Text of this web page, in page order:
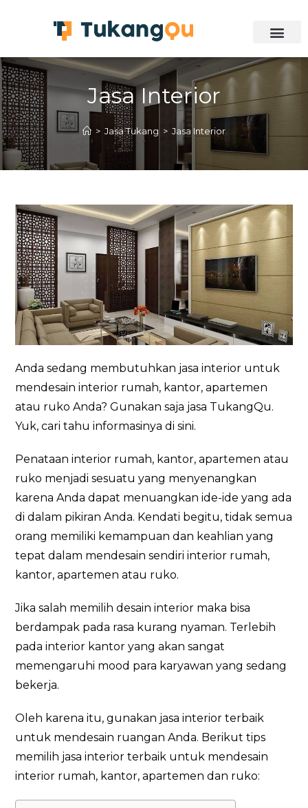
Jasa Interior
> Jasa Tukang > Jasa Interior
Anda sedang membutuhkan jasa interior untuk
mendesain interior rumah, kantor, apartemen
atau ruko Anda? Gunakan saja jasa TukangQu.
Yuk, cari tahu informasinya di sini.
Penataan interior rumah, kantor, apartemen atau
ruko menjadi sesuatu yang menyenangkan
karena Anda dapat menuangkan ide-ide yang ada
di dalam pikiran Anda. Kendati begitu, tidak semua
orang memiliki kemampuan dan keahlian yang
tepat dalam mendesain sendiri interior rumah,
kantor, apartemen atau ruko.
Jika salah memilih desain interior maka bisa
berdampak pada rasa kurang nyaman. Terlebih
pada interior kantor yang akan sangat
memengaruhi mood para karyawan yang sedang
bekerja.
Oleh karena itu, gunakan jasa interior terbaik
untuk mendesain ruangan Anda. Berikut tips
memilih jasa interior terbaik untuk mendesain
interior rumah, kantor, apartemen dan ruko: